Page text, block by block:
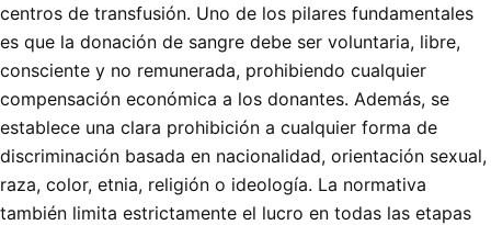
centros de transfusión. Uno de los pilares fundamentales
es que la donación de sangre debe ser voluntaria, libre,
consciente y no remunerada, prohibiendo cualquier
compensación económica a los donantes. Además, se
establece una clara prohibición a cualquier forma de
discriminación basada en nacionalidad, orientación sexual,
raza, color, etnia, religión o ideología. La normativa
también limita estrictamente el lucro en todas las etapas